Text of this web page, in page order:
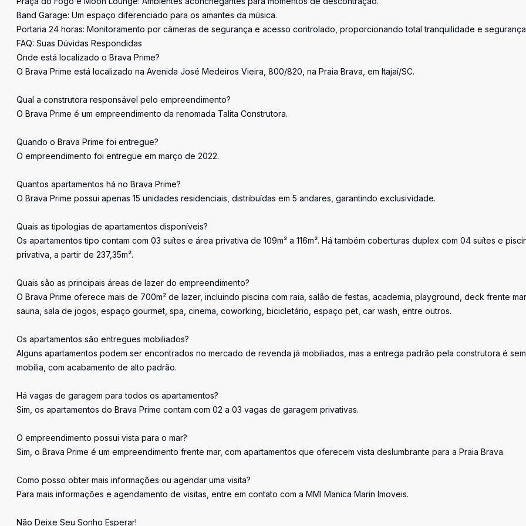
Band Garage: Um espaço diferenciado para os amantes da música.
Portaria 24 horas: Monitoramento por câmeras de segurança e acesso controlado, proporcionando total tranquilidade e
FAQ: Suas Dúvidas Respondidas
Onde está localizado o Brava Prime?
O Brava Prime está localizado na Avenida José Medeiros Vieira, 800/820, na Praia Brava, em Itajaí/SC.
Qual a construtora responsável pelo empreendimento?
O Brava Prime é um empreendimento da renomada Talita Construtora.
Quando o Brava Prime foi entregue?
O empreendimento foi entregue em março de 2022.
Quantos apartamentos há no Brava Prime?
O Brava Prime possui apenas 15 unidades residenciais, distribuídas em 5 andares, garantindo exclusividade.
Quais as tipologias de apartamentos disponíveis?
Os apartamentos tipo contam com 03 suítes e área privativa de 109m² a 116m². Há também coberturas duplex com 04 suítes e
privativa, a partir de 237,35m².
Quais são as principais áreas de lazer do empreendimento?
O Brava Prime oferece mais de 700m² de lazer, incluindo piscina com raia, salão de festas, academia, playground, deck frente
sauna, sala de jogos, espaço gourmet, spa, cinema, coworking, bicicletário, espaço pet, car wash, entre outros.
Os apartamentos são entregues mobiliados?
Alguns apartamentos podem ser encontrados no mercado de revenda já mobiliados, mas a entrega padrão pela construtora é sem
mobília, com acabamento de alto padrão.
Há vagas de garagem para todos os apartamentos?
Sim, os apartamentos do Brava Prime contam com 02 a 03 vagas de garagem privativas.
O empreendimento possui vista para o mar?
Sim, o Brava Prime é um empreendimento frente mar, com apartamentos que oferecem vista deslumbrante para a Praia Brava.
Como posso obter mais informações ou agendar uma visita?
Para mais informações e agendamento de visitas, entre em contato com a MMI Manica Marin Imoveis.
Não Deixe Seu Sonho Esperar!